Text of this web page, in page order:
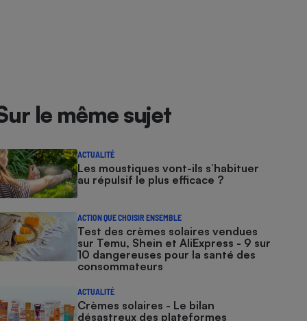
le même sujet
ACTUALITÉ
Les moustiques vont-ils s’habituer
au répulsif le plus efficace ?
ACTION QUE CHOISIR ENSEMBLE
Test des crèmes solaires vendues
sur Temu, Shein et AliExpress - 9 sur
10 dangereuses pour la santé des
consommateurs
ACTUALITÉ
Crèmes solaires - Le bilan
désastreux des plateformes